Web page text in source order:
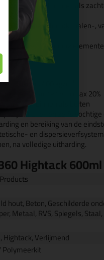
voor zowel harde- als
in container,- luchtkanalen-,
van diverse
van min. 400 kg/m²
van max 20%
zowel binnen als buiten
vrijwel alle- en zelfs
en bereiking van de
en
na volledige uitharding.
Hightack 600ml
hout, Beton, Geschilderde
Metaal, RVS, Spiegels,
Hightack, Verlijmend
Polymeerkit